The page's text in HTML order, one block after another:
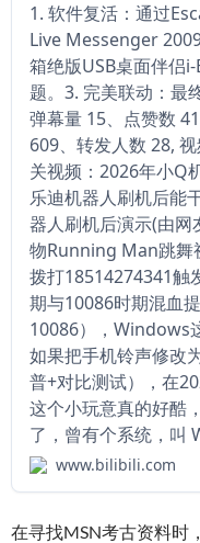
1. 软件复活：通过
Live Messenger
箱绝版USB桌面伴侣
题。3. 完美联动：最
弹幕量 15、点赞数
609、转发人数 28,
关视频：2026年小Q
乐迪机器人刷机后能
器人刷机后演示(由
物Running Man跳舞
拨打18514274341触
期与10086时期混血
10086），Windows
如果把手机铃声修改
普+对比测试），在
这个小玩意真的好酷
了，曾有个系统，叫
www.bilibili.com
在寻找MSN考古资料时